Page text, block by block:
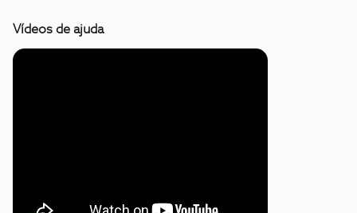
Vídeos de ajuda